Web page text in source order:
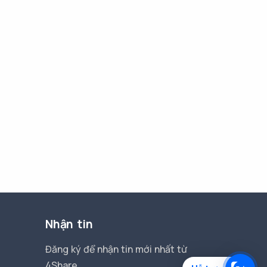
Nhận tin
Đăng ký để nhận tin mới nhất từ